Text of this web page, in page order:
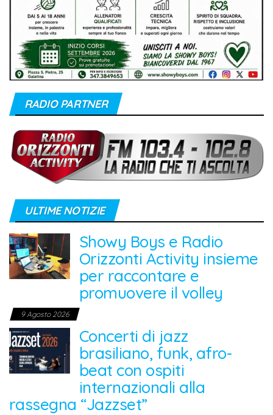
RADIO PARTNER
ULTIME NOTIZIE
Showy Boys e Radio
Orizzonti Activity insieme
per raccontare e
promuovere il volley
9 Agosto 2026
Concerti di jazz
brasiliano, funk, afro-
beat con ospiti
internazionali alla
rassegna “Jazzset”